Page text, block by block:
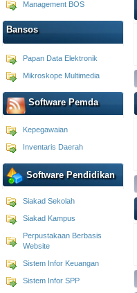
Management BOS
Bansos
Papan Data Elektronik
Mikroskope Multimedia
Software Pemda
Kepegawaian
Inventaris Daerah
Software Pendidikan
Siakad Sekolah
Siakad Kampus
Perpustakaan Berbasis
Website
Sistem Infor Keuangan
Sistem Infor SPP